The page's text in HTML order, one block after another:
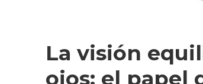
La visión
ojos: el papel